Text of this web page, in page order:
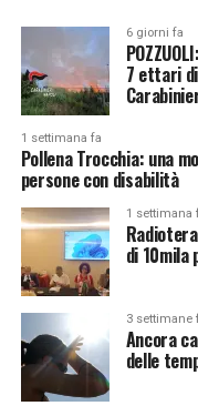
6 giorni fa
7 ettari
1 settimana fa
Pollena Trocchia: una
persone con disabilità
1 settimana
di 10mila
3 settimane
Ancora
delle